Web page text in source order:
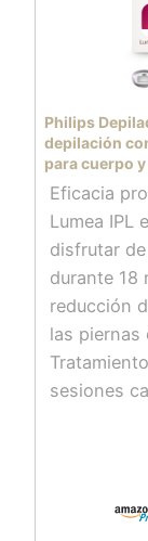
Philips
depilación
para cuerpo
BRI944/00)
Eficacia
Lumea IPL
disfrutar
durante 18
reducción
las piernas
sesiones
una vez al
requiere
sensor